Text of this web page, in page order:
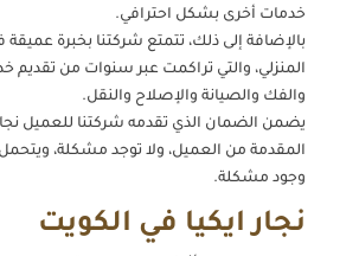
خدمات أخرى بشكل احترافي.
بالإضافة إلى ذلك، تتمتع شركتنا بخبرة عميقة
المنزلي، والتي تراكمت عبر سنوات من تقديم
والفك والصيانة والإصلاح والنقل.
يضمن الضمان الذي تقدمه شركتنا للعميل
المقدمة من العميل، ولا توجد مشكلة،
وجود مشكلة.
نجار ايكيا في الكويت